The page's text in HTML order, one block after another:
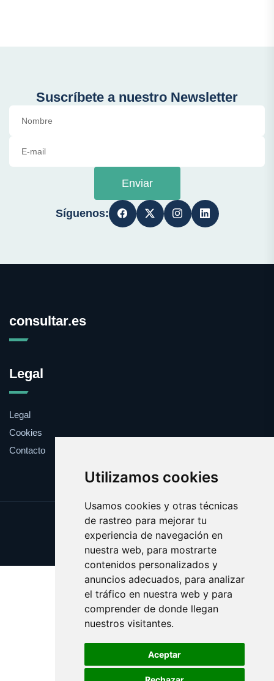
Utilizamos cookies
Usamos cookies y otras técnicas
de rastreo para mejorar tu
experiencia de navegación en
nuestra web, para mostrarte
contenidos personalizados y
anuncios adecuados, para analizar
el tráfico en nuestra web y para
comprender de donde llegan
nuestros visitantes.
Aceptar
Suscríbete a nuestro Newsletter
Enviar
Síguenos:
consultar.es
Legal
Legal
Cookies
Contacto
Update cookies preferences
Copyright © 2025 consultar.es